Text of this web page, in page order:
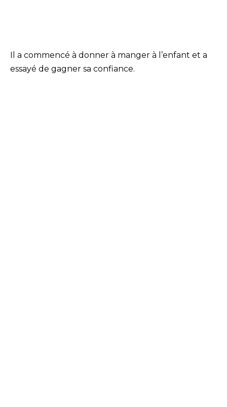
Il a commencé à donner à manger à l’enfant et a
essayé de gagner sa confiance.